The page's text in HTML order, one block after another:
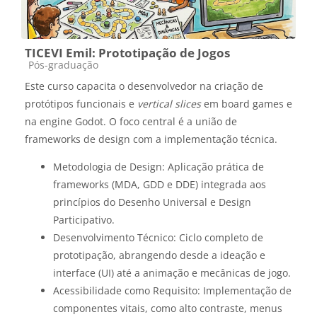
TICEVI Emil: Prototipação de Jogos
Categoria do curso
Pós-graduação
Este curso capacita o desenvolvedor na criação de
protótipos funcionais e vertical slicesem board games e
na engine Godot. O foco central é a união de
frameworks de design com a implementação técnica.
Metodologia de Design: Aplicação prática de
frameworks (MDA, GDD e DDE) integrada aos
princípios do Desenho Universal e Design
Participativo.
Desenvolvimento Técnico: Ciclo completo de
prototipação, abrangendo desde a ideação e
interface (UI) até a animação e mecânicas de jogo.
Acessibilidade como Requisito: Implementação de
componentes vitais, como alto contraste, menus